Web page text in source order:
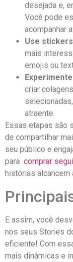
desejada‍ e,
Você​ pode
acompanhar
Use
mais
emojis ou
criar
atraente.
Essas⁣ etapas são
de compartilhar
seu público e
para ⁢ comprar
⁤histórias
E assim, ⁢você
nos seus​ Stories
⁣eficiente! Com
mais ⁢dinâmicas e